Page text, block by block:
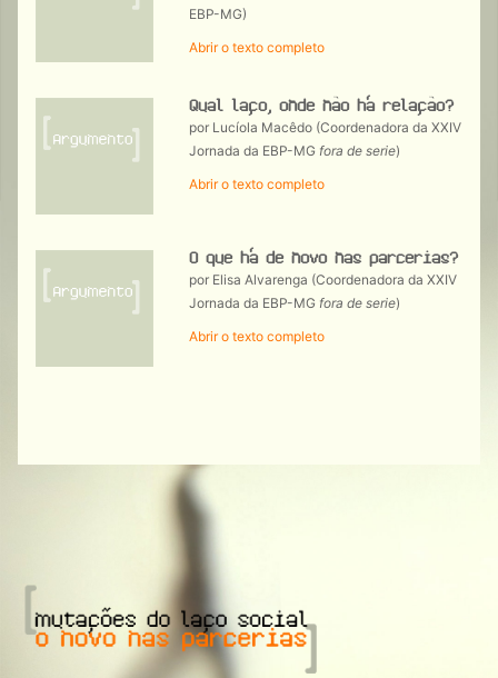
EBP-MG)
Abrir o texto completo
Qual laço, onde não há relação?
por Lucíola Macêdo (Coordenadora da XXIV
Jornada da EBP-MG fora de serie)
Abrir o texto completo
O que há de novo nas parcerias?
por Elisa Alvarenga (Coordenadora da XXIV
Jornada da EBP-MG fora de serie)
Abrir o texto completo